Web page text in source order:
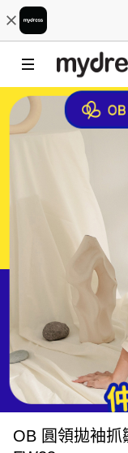
OB 圓領拋袖抓